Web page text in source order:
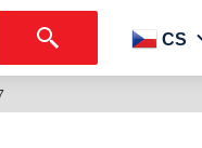
CS